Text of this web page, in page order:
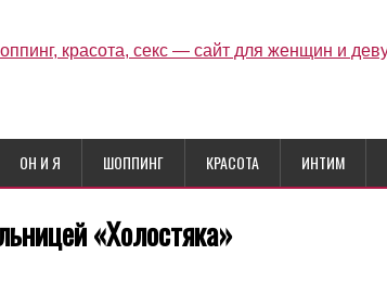
ОН И Я ШОППИНГ КРАСОТА ИНТИМ
«Холостяка»